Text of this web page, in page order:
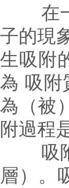
在一
子的現
生吸附
為 吸附
為（被
附過程
吸附
層）。